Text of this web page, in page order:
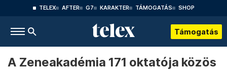
TELEX AFTER G7 KARAKTER TÁMOGATÁS SHOP
Támogatás
A Zeneakadémia 171 oktatója közös